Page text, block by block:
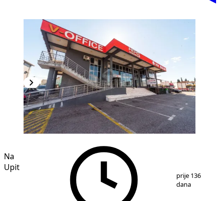
15
Na
Upit
prije 136
dana